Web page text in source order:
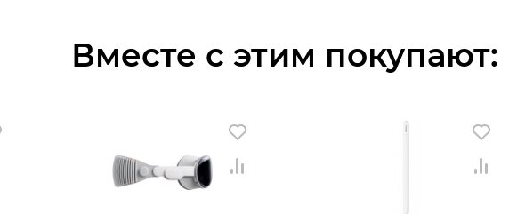
Вместе с этим покупают: